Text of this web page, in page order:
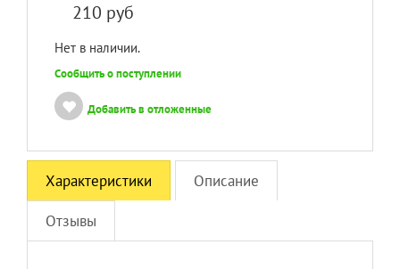
210 руб
Нет в наличии.
Сообщить о поступлении
Добавить в отложенные
Характеристики Описание
Отзывы